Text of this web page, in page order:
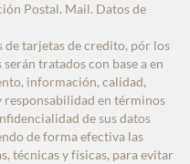
Postal. Mail. Datos de
tarjetas de credito, pór los
tratados con base a en
información, calidad,
en términos
de sus datos
de forma efectiva las
técnicas y físicas, para evitar